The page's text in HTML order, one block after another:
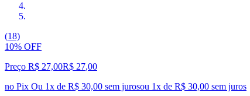
(18)
10% OFF
Preço R$ 27,00R$ 27,00
no Pix Ou 1x de R$ 30,00 sem jurosou 1x de R$ 30,00 sem juros